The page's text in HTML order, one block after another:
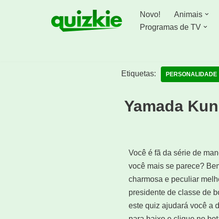
Novo!
Animais
Programas de TV
Etiquetas: PERSONALIDADE
Yamada
Você é fã da série de
você mais se parece?
charmosa e peculiar
presidente de classe de
este quiz ajudará você a